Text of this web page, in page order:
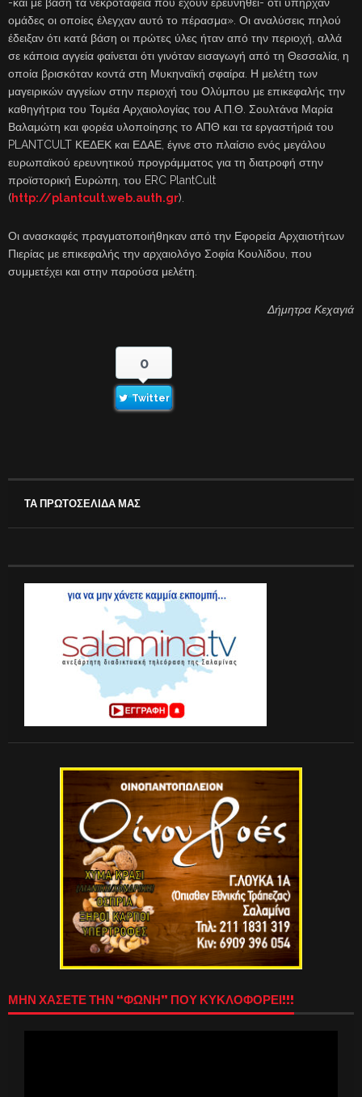
ομάδες οι οποίες έλεγχαν αυτό το πέρασμα». Οι αναλύσεις πηλού
έδειξαν ότι κατά βάση οι πρώτες ύλες ήταν από την περιοχή, αλλά
σε κάποια αγγεία φαίνεται ότι γινόταν εισαγωγή από τη Θεσσαλία, η
οποία βρισκόταν κοντά στη Μυκηναϊκή σφαίρα. Η μελέτη των
μαγειρικών αγγείων στην περιοχή του Ολύμπου με επικεφαλής την
καθηγήτρια του Τομέα Αρχαιολογίας του Α.Π.Θ. Σουλτάνα Μαρία
Βαλαμώτη και φορέα υλοποίησης το ΑΠΘ και τα εργαστήριά του
PLANTCULT ΚΕΔΕΚ και ΕΔΑΕ, έγινε στο πλαίσιο ενός μεγάλου
ευρωπαϊκού ερευνητικού προγράμματος για τη διατροφή στην
προϊστορική Ευρώπη, του ERC PlantCult
(http://plantcult.web.auth.gr).
Οι ανασκαφές πραγματοποιήθηκαν από την Εφορεία Αρχαιοτήτων
Πιερίας με επικεφαλής την αρχαιολόγο Σοφία Κουλίδου, που
συμμετέχει και στην παρούσα μελέτη.
Δήμητρα Κεχαγιά
0
Twitter
ΤΑ ΠΡΩΤΟΣΕΛΙΔΑ ΜΑΣ
ΜΗΝ ΧΑΣΕΤΕ ΤΗΝ “ΦΩΝΗ” ΠΟΥ ΚΥΚΛΟΦΟΡΕΙ!!!